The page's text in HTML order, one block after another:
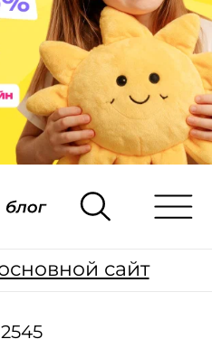
сайт
2545